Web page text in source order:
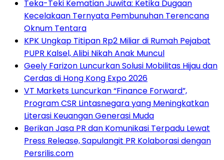
Teka-Teki Kematian Juwita: Ketika Dugaan
Kecelakaan Ternyata Pembunuhan Terencana
Oknum Tentara
KPK Ungkap Titipan Rp2 Miliar di Rumah Pejabat
PUPR Kalsel, Alibi Nikah Anak Muncul
Geely Farizon Luncurkan Solusi Mobilitas Hijau dan
Cerdas di Hong Kong Expo 2026
VT Markets Luncurkan “Finance Forward”,
Program CSR Lintasnegara yang Meningkatkan
Literasi Keuangan Generasi Muda
Berikan Jasa PR dan Komunikasi Terpadu Lewat
Press Release, Sapulangit PR Kolaborasi dengan
Persrilis.com